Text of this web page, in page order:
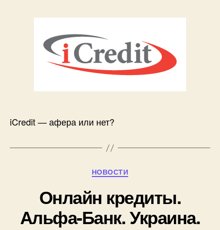
—
или
нет?
iCredit — афера или нет?
Рубрики
НОВОСТИ
Онлайн кредиты.
Альфа-Банк. Украина.